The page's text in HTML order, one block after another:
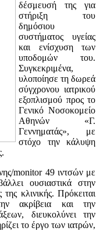
δέσμευσή της για
στήριξη του
δημόσιου
συστήματος υγείας
και ενίσχυση των
υποδομών του.
Συγκεκριμένα,
υλοποίησε τη δωρεά
σύγχρονου ιατρικού
εξοπλισμού προς το
Γενικό Νοσοκομείο
Αθηνών «Γ.
Γεννηματάς», με
στόχο την κάλυψη
monitor 49 ιντσών με
ουσιαστικά στην
κλινικής. Πρόκειται
ακρίβεια και την
διευκολύνει την
το έργο των ιατρών,